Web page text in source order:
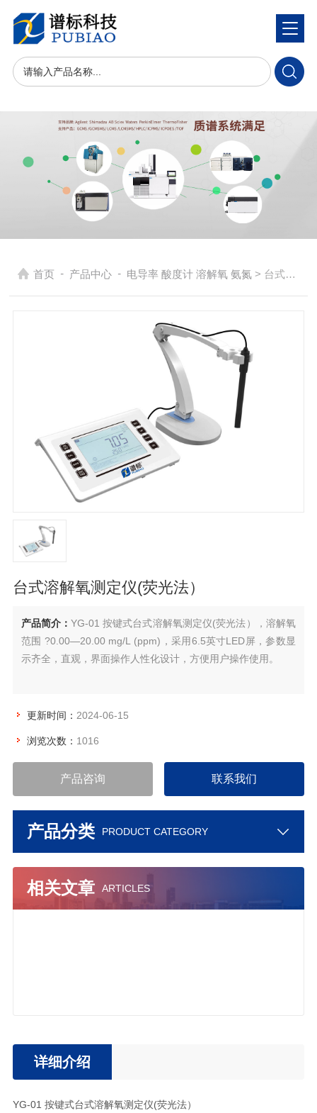
首页 - 产品中心 - 电导率 酸度计 溶解氧 氨氮 > 台式溶解氧测定仪(荧光法）
台式溶解氧测定仪(荧光法）
产品简介： YG-01 按键式台式溶解氧测定仪(荧光法），溶解氧
范围 ?0.00—20.00 mg/L (ppm)，采用6.5英寸LED屏，参数显
示齐全，直观，界面操作人性化设计，方便用户操作使用。
更新时间： 2024-06-15
浏览次数： 1016
产品咨询 联系我们
产品分类 PRODUCT CATEGORY
相关文章 ARTICLES
详细介绍
YG-01 按键式台式溶解氧测定仪(荧光法）